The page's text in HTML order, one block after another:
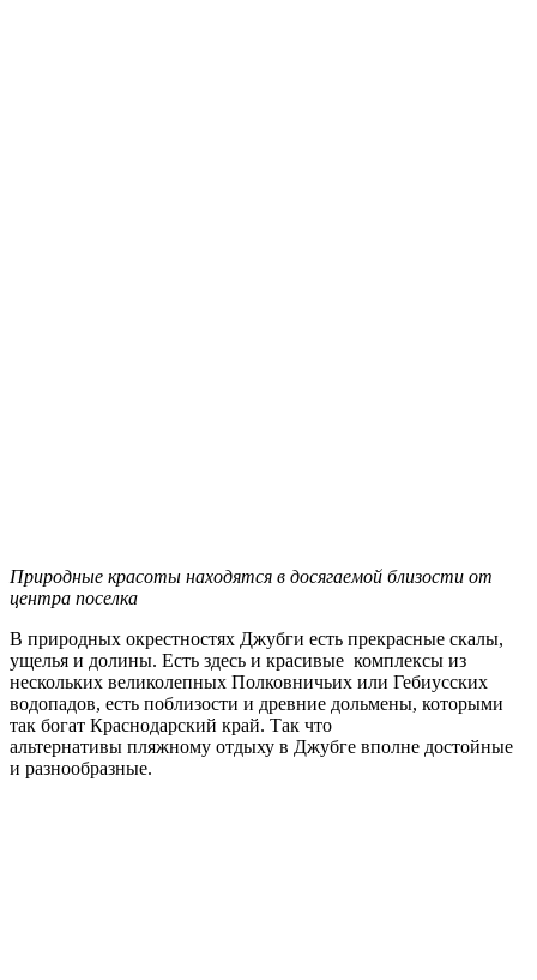
Природные красоты находятся в досягаемой близости от
центра поселка
В природных окрестностях Джубги есть прекрасные скалы,
ущелья и долины. Есть здесь и красивые комплексы из
нескольких великолепных Полковничьих или Гебиусских
водопадов, есть поблизости и древние дольмены, которыми
так богат Краснодарский край. Так что
альтернативы пляжному отдыху в Джубге вполне достойные
и разнообразные.